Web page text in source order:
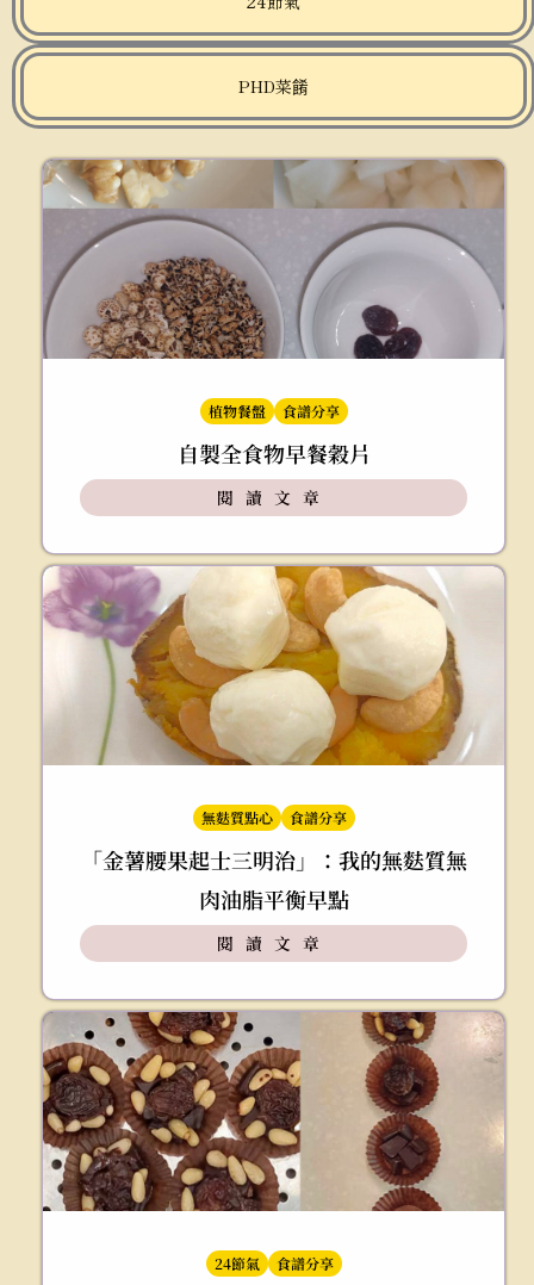
PHD菜餚
植物餐盤 食譜分享
自製全食物早餐穀片
閱讀文章
無麩質點心 食譜分享
「金薯腰果起士三明治」：我的無麩質無
肉油脂平衡早點
閱讀文章
24節氣 食譜分享